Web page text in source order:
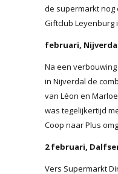
de supermarkt nog
Giftclub Leyenburg
februari,
Na een
in Nijverdal de
van Léon en
was tegelijkertijd
Coop naar Plus
2 februari,
Vers Supermarkt